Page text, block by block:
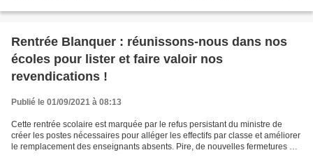
Rentrée Blanquer : réunissons-nous dans nos
écoles pour lister et faire valoir nos
revendications !
Publié le 01/09/2021 à 08:13
Cette rentrée scolaire est marquée par le refus persistant du ministre de
créer les postes nécessaires pour alléger les effectifs par classe et améliorer
le remplacement des enseignants absents. Pire, de nouvelles fermetures de